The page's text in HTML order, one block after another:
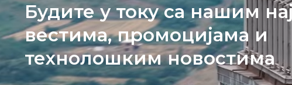
Будите у току са нашим
вестима, промоцијама и
технолошким новостима